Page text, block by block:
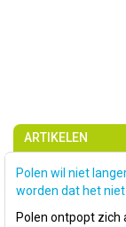
ARTIKELEN
Polen wil niet
worden dat het
Polen ontpopt zich